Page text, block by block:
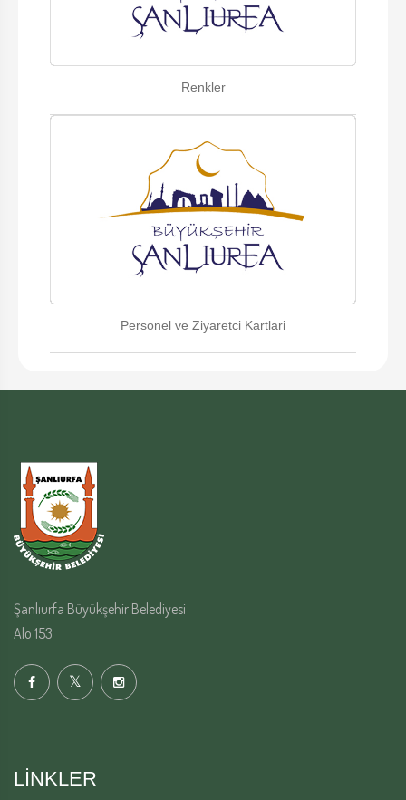
Renkler
Personel ve Ziyaretci Kartlari
Şanlıurfa Büyükşehir Belediyesi
Alo 153
LINKLER